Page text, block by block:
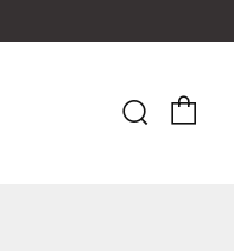
Search